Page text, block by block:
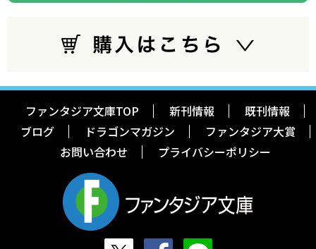
ファンタジア文庫TOP 新刊情報
既刊情報
ブログ
ドラゴンマガジン
ファンタジア大賞
お問い合わせ
プライバシーポリシー